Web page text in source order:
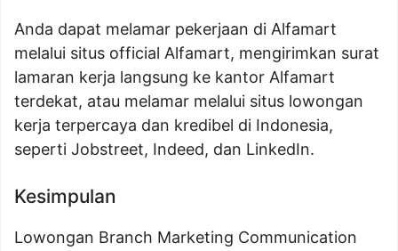
Anda dapat melamar pekerjaan di Alfamart
melalui situs official Alfamart, mengirimkan surat
lamaran kerja langsung ke kantor Alfamart
terdekat, atau melamar melalui situs lowongan
kerja terpercaya dan kredibel di Indonesia,
seperti Jobstreet, Indeed, dan LinkedIn.
Kesimpulan
Lowongan Branch Marketing Communication